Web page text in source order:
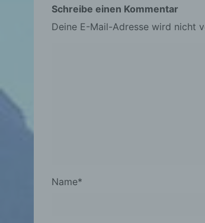
Schreibe einen Kommentar
Deine E-Mail-Adresse wird nicht
Name*